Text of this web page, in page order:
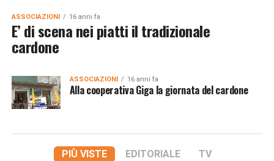
ASSOCIAZIONI 16 anni fa
E’ di scena nei piatti il tradizionale
cardone
ASSOCIAZIONI 16 anni fa
Alla cooperativa Giga la giornata del cardone
PIÙ VISTE EDITORIALE TV